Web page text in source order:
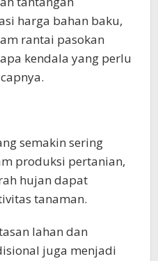
produksi
inilah terletak
solusi inovatif
(PETATAS),
Papua Barat telah
yang kuat untuk
pengetahuan,